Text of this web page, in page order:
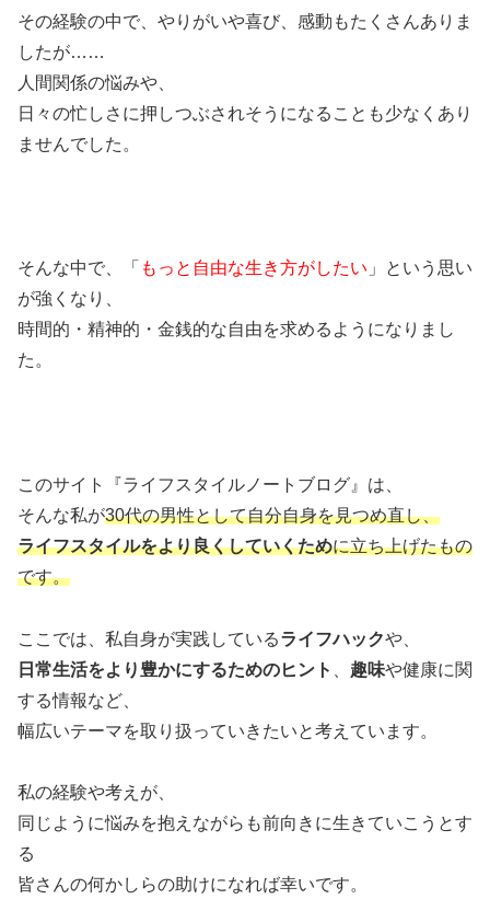
その経験の中で、やりがいや喜び、感動もたくさんありま
したが……
人間関係の悩みや、
日々の忙しさに押しつぶされそうになることも少なくあり
ませんでした。
そんな中で、「 もっと自由な生き方がしたい 」という思い
が強くなり、
時間的・精神的・金銭的な自由を求めるようになりまし
た。
このサイト『ライフスタイルノートブログ』は、
そんな私が30代の男性として自分自身を見つめ直し、
ライフスタイルをより良くしていくために立ち上げたもの
です。
ここでは、私自身が実践しているライフハックや、
日常生活をより豊かにするためのヒント
趣味や健康に関
する情報など、
幅広いテーマを取り扱っていきたいと考えています。
私の経験や考えが、
同じように悩みを抱えながらも前向きに生きていこうとす
る
皆さんの何かしらの助けになれば幸いです。